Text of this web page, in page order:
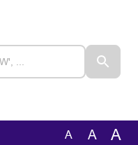
A A A